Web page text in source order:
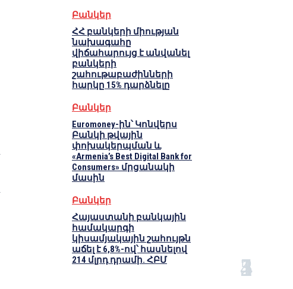
Բանկեր
ՀՀ բանկերի միության
նախագահը
վիճահարույց է անվանել
բանկերի
շահութաբաժինների
հարկը 15% դարձնելը
Բանկեր
Euromoney-ին՝ Կոնվերս
Բանկի թվային
փոխակերպման և
«Armenia’s Best Digital Bank for
Consumers» մրցանակի
մասին
Բանկեր
Հայաստանի բանկային
համակարգի
կիսամյակային շահույթն
աճել է 6,8%-ով՝ հասնելով
214 մլրդ դրամի. ՀԲՄ